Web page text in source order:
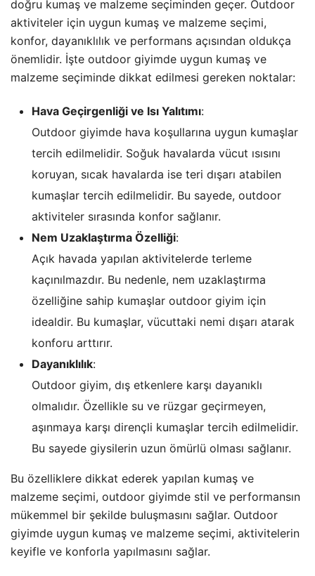
doğru kumaş ve malzeme seçiminden geçer. Outdoor
aktiviteler için uygun kumaş ve malzeme seçimi,
konfor, dayanıklılık ve performans açısından oldukça
önemlidir. İşte outdoor giyimde uygun kumaş ve
malzeme seçiminde dikkat edilmesi gereken noktalar:
Hava Geçirgenliği ve Isı Yalıtımı:
Outdoor giyimde hava koşullarına uygun kumaşlar
tercih edilmelidir. Soğuk havalarda vücut ısısını
koruyan, sıcak havalarda ise teri dışarı atabilen
kumaşlar tercih edilmelidir. Bu sayede, outdoor
aktiviteler sırasında konfor sağlanır.
Nem Uzaklaştırma Özelliği:
Açık havada yapılan aktivitelerde terleme
kaçınılmazdır. Bu nedenle, nem uzaklaştırma
özelliğine sahip kumaşlar outdoor giyim için
idealdir. Bu kumaşlar, vücuttaki nemi dışarı atarak
konforu arttırır.
Dayanıklılık:
Outdoor giyim, dış etkenlere karşı dayanıklı
olmalıdır. Özellikle su ve rüzgar geçirmeyen,
aşınmaya karşı dirençli kumaşlar tercih edilmelidir.
Bu sayede giysilerin uzun ömürlü olması sağlanır.
Bu özelliklere dikkat ederek yapılan kumaş ve
malzeme seçimi, outdoor giyimde stil ve performansın
mükemmel bir şekilde buluşmasını sağlar. Outdoor
giyimde uygun kumaş ve malzeme seçimi, aktivitelerin
keyifle ve konforla yapılmasını sağlar.